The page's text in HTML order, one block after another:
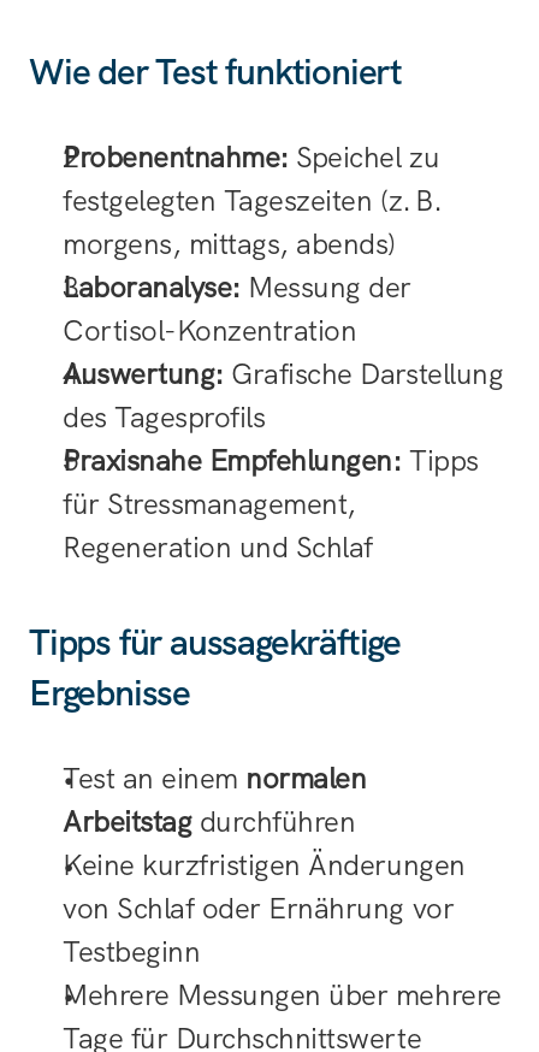
Wie der Test funktioniert
Probenentnahme: Speichel zu
festgelegten Tageszeiten (z. B.
morgens, mittags, abends)
Laboranalyse: Messung der
Cortisol-Konzentration
Auswertung: Grafische Darstellung
des Tagesprofils
Praxisnahe Empfehlungen: Tipps
für Stressmanagement,
Regeneration und Schlaf
Tipps für aussagekräftige
Ergebnisse
Test an einem normalen
Arbeitstag durchführen
Keine kurzfristigen Änderungen
von Schlaf oder Ernährung vor
Testbeginn
Mehrere Messungen über mehrere
Tage für Durchschnittswerte